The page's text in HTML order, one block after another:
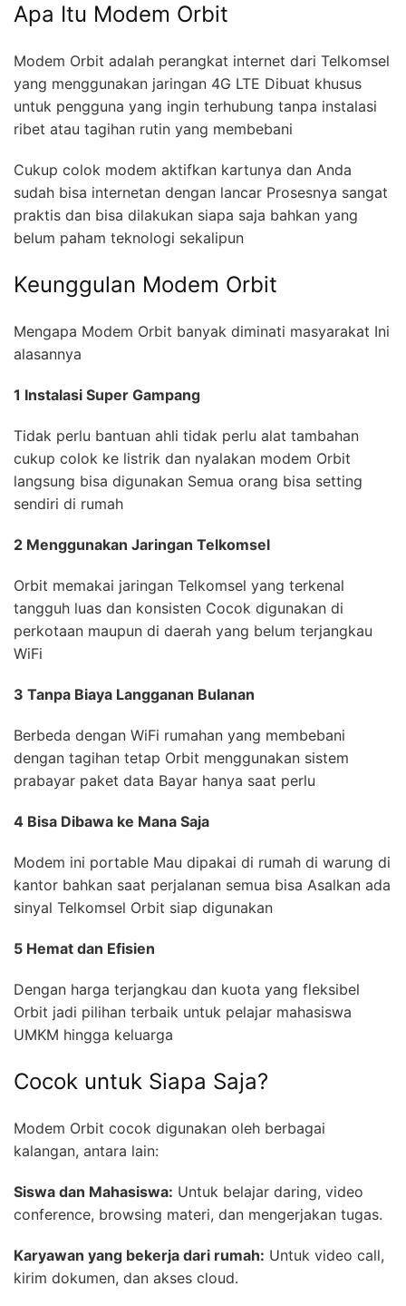
Apa Itu Modem Orbit
Modem Orbit adalah perangkat internet dari Telkomsel
yang menggunakan jaringan 4G LTE Dibuat khusus
untuk pengguna yang ingin terhubung tanpa instalasi
ribet atau tagihan rutin yang membebani
Cukup colok modem aktifkan kartunya dan Anda
sudah bisa internetan dengan lancar Prosesnya sangat
praktis dan bisa dilakukan siapa saja bahkan yang
belum paham teknologi sekalipun
Keunggulan Modem Orbit
Mengapa Modem Orbit banyak diminati masyarakat Ini
alasannya
1 Instalasi Super Gampang
Tidak perlu bantuan ahli tidak perlu alat tambahan
cukup colok ke listrik dan nyalakan modem Orbit
langsung bisa digunakan Semua orang bisa setting
sendiri di rumah
2 Menggunakan Jaringan Telkomsel
Orbit memakai jaringan Telkomsel yang terkenal
tangguh luas dan konsisten Cocok digunakan di
perkotaan maupun di daerah yang belum terjangkau
WiFi
3 Tanpa Biaya Langganan Bulanan
Berbeda dengan WiFi rumahan yang membebani
dengan tagihan tetap Orbit menggunakan sistem
prabayar paket data Bayar hanya saat perlu
4 Bisa Dibawa ke Mana Saja
Modem ini portable Mau dipakai di rumah di warung di
kantor bahkan saat perjalanan semua bisa Asalkan ada
sinyal Telkomsel Orbit siap digunakan
5 Hemat dan Efisien
Dengan harga terjangkau dan kuota yang fleksibel
Orbit jadi pilihan terbaik untuk pelajar mahasiswa
UMKM hingga keluarga
Cocok untuk Siapa Saja?
Modem Orbit cocok digunakan oleh berbagai
kalangan, antara lain:
Siswa dan Mahasiswa: Untuk belajar daring, video
conference, browsing materi, dan mengerjakan tugas.
Karyawan yang bekerja dari rumah: Untuk video call,
kirim dokumen, dan akses cloud.